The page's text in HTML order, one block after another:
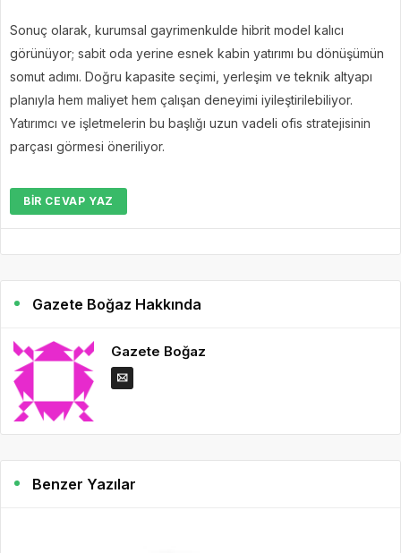
Sonuç olarak, kurumsal gayrimenkulde hibrit model kalıcı
görünüyor; sabit oda yerine esnek kabin yatırımı bu dönüşümün
somut adımı. Doğru kapasite seçimi, yerleşim ve teknik altyapı
planıyla hem maliyet hem çalışan deneyimi iyileştirilebiliyor.
Yatırımcı ve işletmelerin bu başlığı uzun vadeli ofis stratejisinin
parçası görmesi öneriliyor.
BIR CEVAP YAZ
Gazete Boğaz Hakkında
Gazete Boğaz
Benzer Yazılar